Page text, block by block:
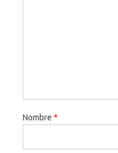
Nombre *